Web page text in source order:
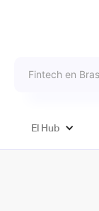
El Hub